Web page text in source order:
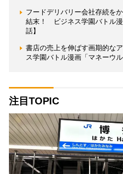
フードデリバリー会社存続を
結末！ ビジネス学園バトル
話】
書店の売上を伸ばす画期的な
ス学園バトル漫画「マネーウル
注目TOPIC